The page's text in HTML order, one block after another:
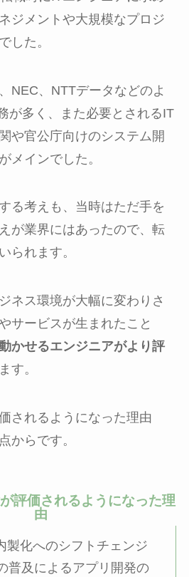
ジメントや大規模なプロジ
した。
NEC、NTTデータなどのよ
が多く、また必要とされるIT
や官公庁向けのシステム開
メインでした。
る考えも、当時はただ手を
が業界にはあったので、転
られます。
ネス環境が大幅に変わりさ
サービスが生まれたこと
かせるエンジニアがより評
す。
されるようになった理由
からです。
評価されるようになった理
由
製化へのシフトチェンジ
普及によるアプリ開発の